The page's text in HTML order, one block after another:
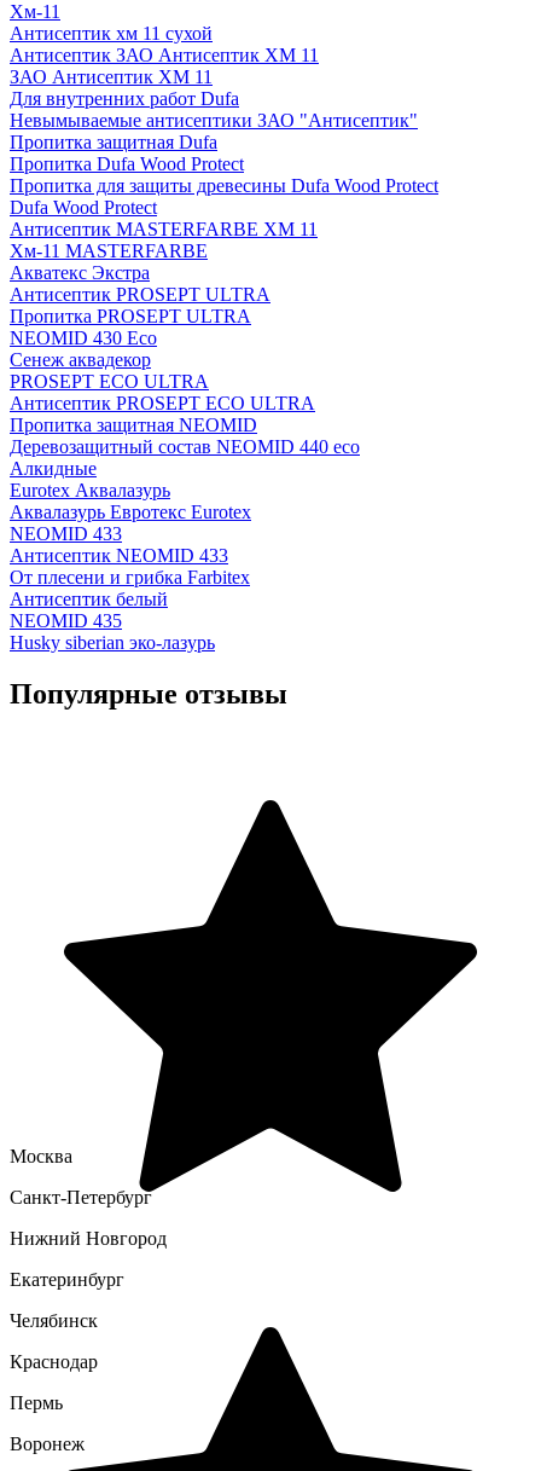
Хм-11
Антисептик хм 11 сухой
Антисептик ЗАО Антисептик ХМ 11
ЗАО Антисептик ХМ 11
Для внутренних работ Dufa
Невымываемые антисептики ЗАО "Антисептик"
Пропитка защитная Dufa
Пропитка Dufa Wood Protect
Пропитка для защиты древесины Dufa Wood Protect
Dufa Wood Protect
Антисептик MASTERFARBE ХМ 11
Хм-11 MASTERFARBE
Акватекс Экстра
Антисептик PROSEPT ULTRA
Пропитка PROSEPT ULTRA
NEOMID 430 Eco
Сенеж аквадекор
PROSEPT ECO ULTRA
Антисептик PROSEPT ECO ULTRA
Пропитка защитная NEOMID
Деревозащитный состав NEOMID 440 eco
Алкидные
Eurotex Аквалазурь
Аквалазурь Евротекс Eurotex
NEOMID 433
Антисептик NEOMID 433
От плесени и грибка Farbitex
Антисептик белый
NEOMID 435
Husky siberian эко-лазурь
Популярные отзывы
Москва
Санкт-Петербург
Нижний Новгород
Екатеринбург
Челябинск
Краснодар
Пермь
Воронеж